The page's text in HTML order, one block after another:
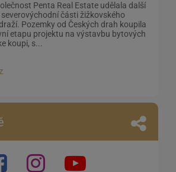
Penta Real Estate udělala další
části žižkovského
Pozemky od Českých drah koupila
etapu projektu na výstavbu bytových
koupi, s...